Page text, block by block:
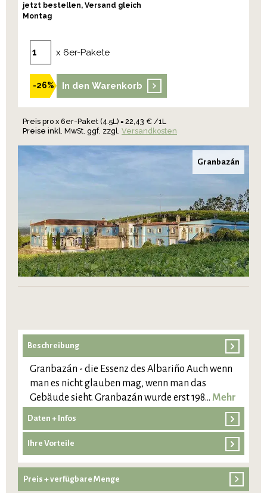
jetzt bestellen, Versand gleich
Montag
x 6er-Pakete
-26% In den Warenkorb
Preis pro x 6er-Paket (4.5L) = 22,43 € /1L
Preise inkl. MwSt. ggf. zzgl. Versandkosten
Granbazán
Beschreibung
Granbazán - die Essenz des Albariño Auch wenn
man es nicht glauben mag, wenn man das
Gebäude sieht. Granbazán wurde erst 198… Mehr
Daten + Infos
Ihre Vorteile
Preis + verfügbare Menge